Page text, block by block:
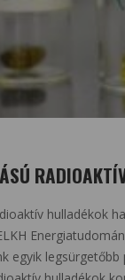
hulladékok
egyik